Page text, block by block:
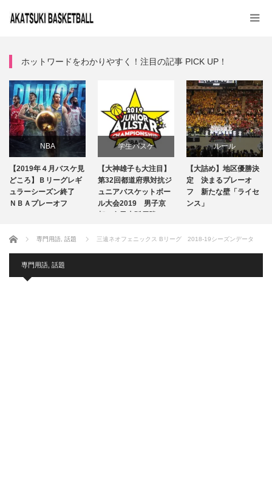
ホットワードをわかりやすく！注目の記事 PICK UP！
NBA
専門用語
話題
【2019年４月バスケ見
どころ】Ｂリーグレギ
ュラーシーズン終了
ＮＢＡプレーオフ
学生バスケ
注目選手
試合レビュー
【大神雄子も大注目】
第32回都道府県対抗ジ
ュニアバスケットボー
ル大会2019 男子京
ルール
日本代表
【大詰め】地区優勝決
定 決まるプレーオ
フ 新たな壁「ライセ
ンス」
ホーム 専門用語 話題 三遠ネオフェニックス Bリーグ 2018-19シーズンデータ
専門用語 話題